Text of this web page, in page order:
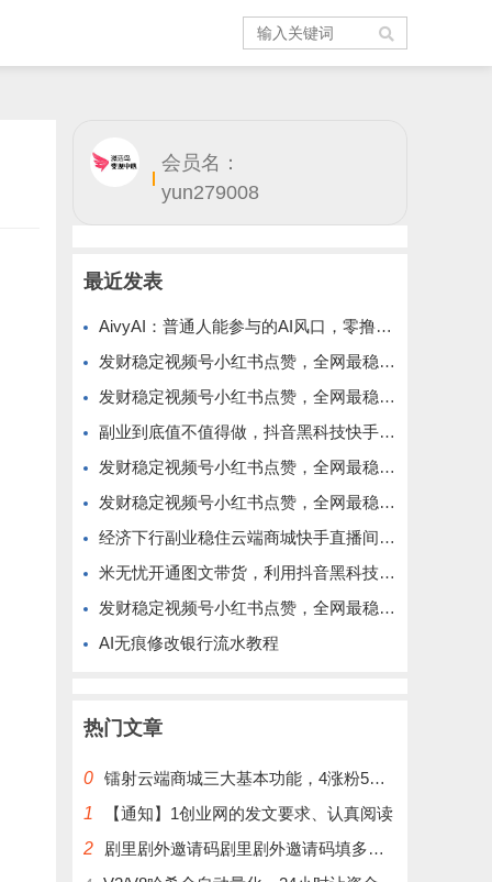
会员名：
yun279008
最近发表
AivyAI：普通人能参与的AI风口，零撸AVAX，首码上线速度上车！
发财稳定视频号小红书点赞，全网最稳定绿色的项目，价格拉满的哦
发财稳定视频号小红书点赞，全网最稳定绿色的项目，今年再加油
副业到底值不值得做，抖音黑科技快手上人涨粉云端商城真能逆袭赚钱
发财稳定视频号小红书点赞，全网最稳定绿色的项目，完美来拉新
发财稳定视频号小红书点赞，全网最稳定绿色的项目，完全自动了
经济下行副业稳住云端商城快手直播间挂铁涨粉丝抖音黑科技实操
米无忧开通图文带货，利用抖音黑科技商城快速涨粉1000+，单日变现2W！
发财稳定视频号小红书点赞，全网最稳定绿色的项目，完美自动了
AI无痕修改银行流水教程
热门文章
0 镭射云端商城三大基本功能，4涨粉5涨播放量6挂铁，为你揭开真实的面纱!
1
【通知】1创业网的发文要求、认真阅读
2
剧里剧外邀请码剧里剧外邀请码填多少呢？